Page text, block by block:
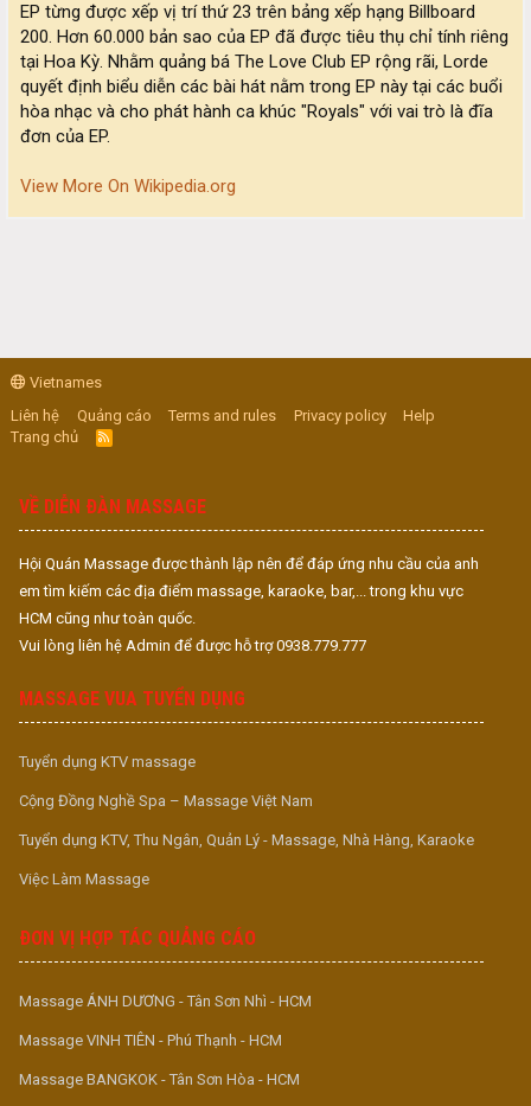
EP từng được xếp vị trí thứ 23 trên bảng xếp hạng Billboard
200. Hơn 60.000 bản sao của EP đã được tiêu thụ chỉ tính riêng
tại Hoa Kỳ. Nhằm quảng bá The Love Club EP rộng rãi, Lorde
quyết định biểu diễn các bài hát nằm trong EP này tại các buổi
hòa nhạc và cho phát hành ca khúc "Royals" với vai trò là đĩa
đơn của EP.
View More On Wikipedia.org
Vietnames
Liên hệ
Quảng cáo Terms and rules Privacy policy
Help
Trang chủ
R
S
VỀ DIỄN ĐÀN MASSAGE
Hội Quán Massage được thành lập nên để đáp ứng nhu cầu của anh
em tìm kiếm các địa điểm massage, karaoke, bar,... trong khu vực
HCM cũng như toàn quốc.
Vui lòng liên hệ Admin để được hỗ trợ 0938.779.777
MASSAGE VUA TUYỂN DỤNG
Tuyển dụng KTV massage
Cộng Đồng Nghề Spa – Massage Việt Nam
Tuyển dụng KTV, Thu Ngân, Quản Lý - Massage, Nhà Hàng, Karaoke
Việc Làm Massage
ĐƠN VỊ HỢP TÁC QUẢNG CÁO
Massage ÁNH DƯƠNG - Tân Sơn Nhì - HCM
Massage VINH TIÊN - Phú Thạnh - HCM
Massage BANGKOK - Tân Sơn Hòa - HCM